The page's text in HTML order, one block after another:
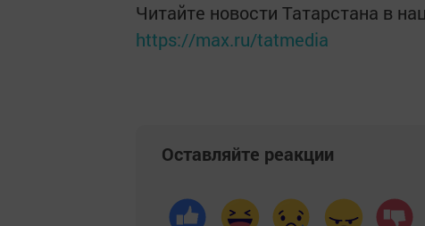
Читайте новости Татарстана в
https://max.ru/tatmedia
Оставляйте реакции